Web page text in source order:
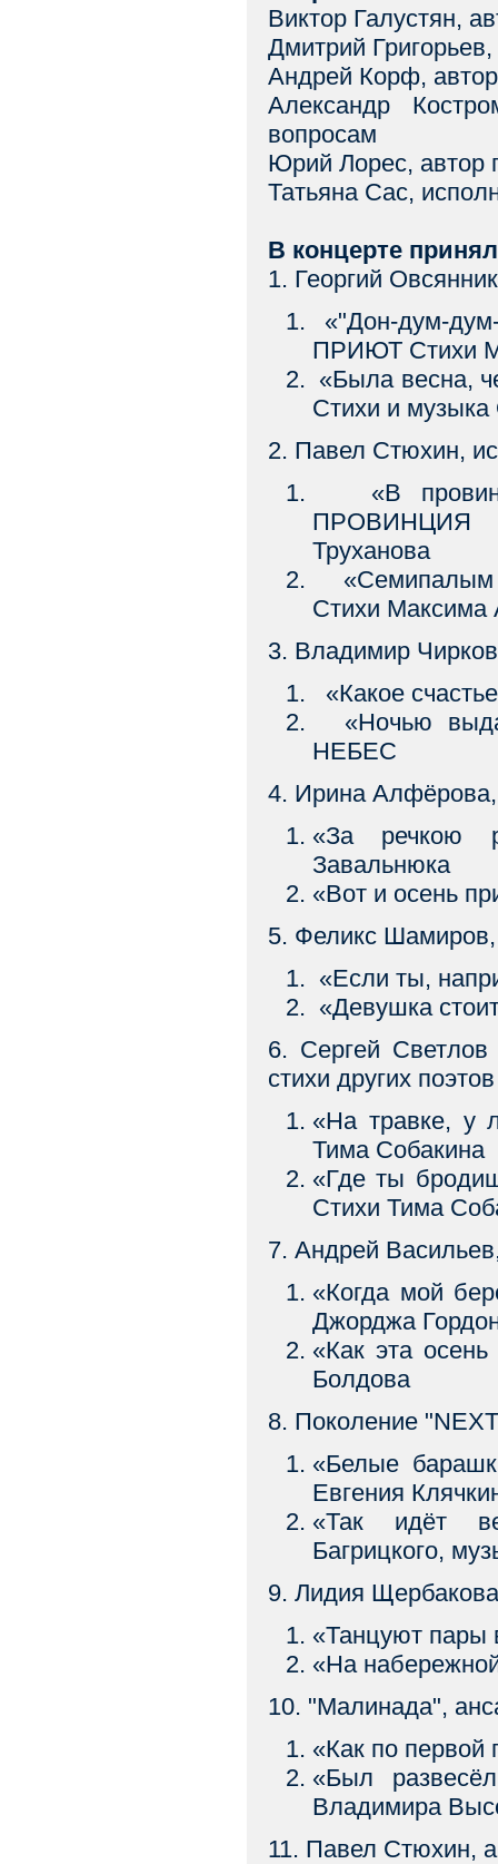
Виктор Галустян,
Дмитрий Григорьев,
Андрей Корф,
Александр
вопросам
Юрий Лорес, автор
Татьяна Сас,
В концерте
1. Георгий
«"Дон-дум-
ПРИЮТ Стихи
«Была весна,
Стихи и
2. Павел Стюхин,
«В
ПРОВИНЦИЯ
Труханова
«Семипалым
Стихи Максима
3. Владимир
«Какое
«Ночью
НЕБЕС
4. Ирина Алфёрова,
«За речкою
Завальнюка
«Вот и осень
5. Феликс Шамиров,
«Если ты,
«Девушка
6. Сергей
стихи других поэтов
«На травке,
Тима Собакина
«Где ты
Стихи Тима
7. Андрей
«Когда мой
Джорджа
«Как эта
Болдова
8. Поколение
«Белые
Евгения
«Так идёт
Багрицкого,
9. Лидия
«Танцуют
«На
10. "Малинада",
«Как по
«Был
Владимира
11. Павел Стюхин,